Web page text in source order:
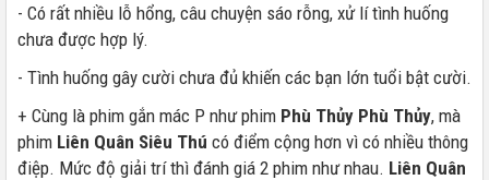
- Có rất nhiều lỗ hổng, câu chuyện sáo rỗng, xử lí tình huống
chưa được hợp lý.
- Tình huống gây cười chưa đủ khiến các bạn lớn tuổi bật cười.
+ Cùng là phim gắn mác P như phim Phù Thủy Phù Thủy, mà
phim Liên Quân Siêu Thú có điểm cộng hơn vì có nhiều thông
điệp. Mức độ giải trí thì đánh giá 2 phim như nhau. Liên Quân